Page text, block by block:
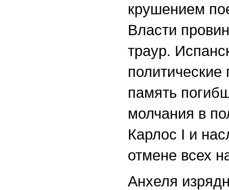
крушением
Власти
траур.
память
молчания в
Карлос I и
отмене всех
Анхеля